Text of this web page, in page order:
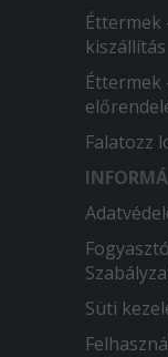
Éttermek
kiszállítás
Éttermek
Falatozz
Süti